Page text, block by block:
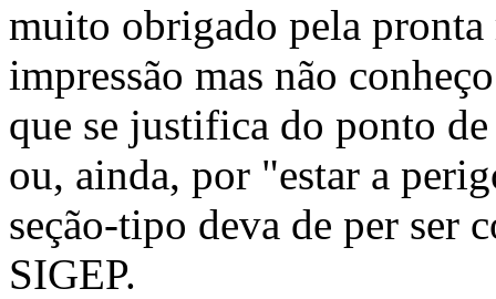
muito obrigado pela pronta
impressão mas não
que se justifica do ponto
ou, ainda, por "estar a
seção-tipo deva de per ser
SIGEP.